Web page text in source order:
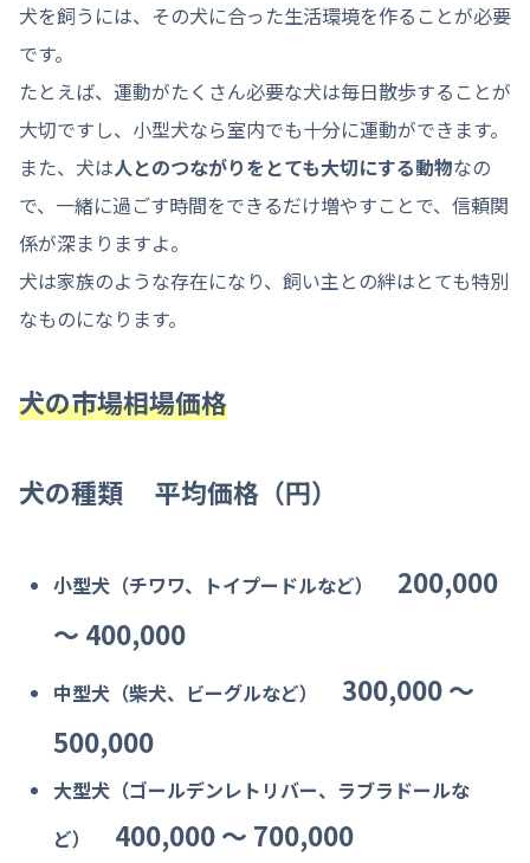
犬を飼うには、その犬に合った生活環境を作ることが必要
です。
たとえば、運動がたくさん必要な犬は毎日散歩することが
大切ですし、小型犬なら室内でも十分に運動ができます。
また、犬は人とのつながりをとても大切にする動物なの
で、一緒に過ごす時間をできるだけ増やすことで、信頼関
係が深まりますよ。
犬は家族のような存在になり、飼い主との絆はとても特別
なものになります。
犬の市場相場価格
犬の種類 平均価格（円）
小型犬（チワワ、トイプードルなど）
200,000
〜 400,000
中型犬（柴犬、ビーグルなど）
300,000 〜
500,000
大型犬（ゴールデンレトリバー、ラブラドールな
ど）
400,000 〜 700,000